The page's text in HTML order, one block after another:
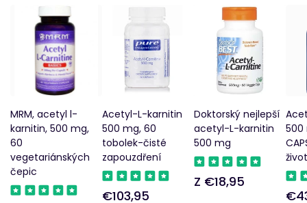
MRM, acetyl l-
karnitin, 500 mg,
60
vegetariánských
čepic
Acetyl-L-karnitin
500 mg, 60
tobolek-čisté
zapouzdření
Pravidelná
€103,95
Doktorský nejlepší
acetyl-L-karnitin
500 mg
Pravidelná
Z €18,95
500